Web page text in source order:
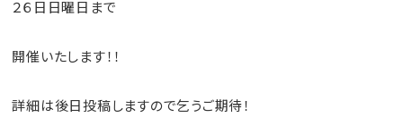
２６日日曜日まで
開催いたします！！
詳細は後日投稿しますので乞うご期待！